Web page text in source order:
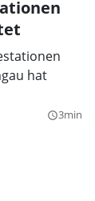
hat
query_builder3min